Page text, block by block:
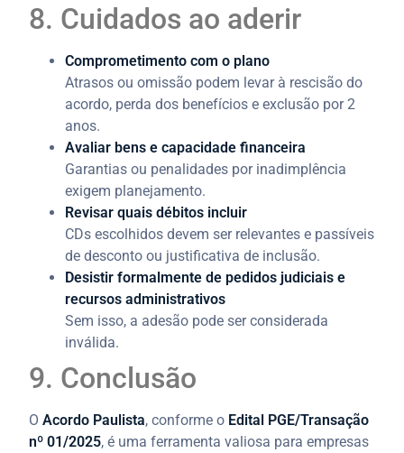
8. Cuidados ao aderir
Comprometimento com o plano
Atrasos ou omissão podem levar à rescisão do
acordo, perda dos benefícios e exclusão por 2
anos.
Avaliar bens e capacidade financeira
Garantias ou penalidades por inadimplência
exigem planejamento.
Revisar quais débitos incluir
CDs escolhidos devem ser relevantes e passíveis
de desconto ou justificativa de inclusão.
Desistir formalmente de pedidos judiciais e
recursos administrativos
Sem isso, a adesão pode ser considerada
inválida.
9. Conclusão
OAcordo Paulista, conforme o Edital PGE/Transação
nº 01/2025, é uma ferramenta valiosa para empresas